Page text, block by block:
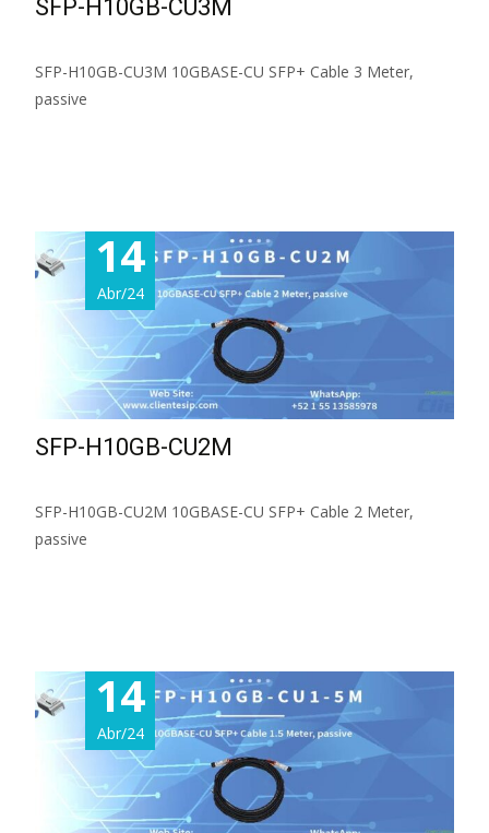
SFP-H10GB-CU3M
SFP-H10GB-CU3M 10GBASE-CU SFP+ Cable 3 Meter,
passive
14
Abr/24
SFP-H10GB-CU2M
SFP-H10GB-CU2M 10GBASE-CU SFP+ Cable 2 Meter,
passive
14
Abr/24